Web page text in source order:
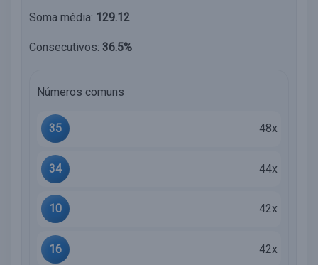
Soma média: 129.12
Consecutivos: 36.5%
Números comuns
35 48x
34 44x
10 42x
16 42x